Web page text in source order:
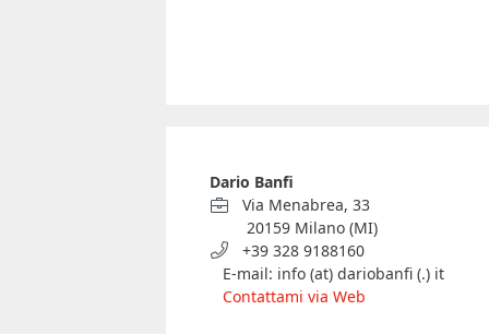
Dario Banfi
Via Menabrea, 33
20159 Milano (MI)
+39 328 9188160
E-mail: info (at) dariobanfi (.) it
Contattami via Web